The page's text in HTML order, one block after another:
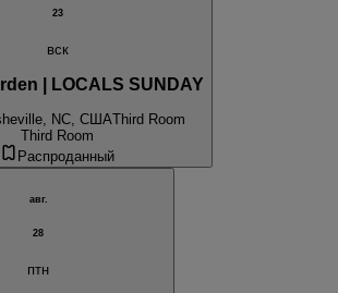
23
вск
| LOCALS SUNDAY
NC, СШАThird Room
Third Room
Распроданный
авг.
28
птн